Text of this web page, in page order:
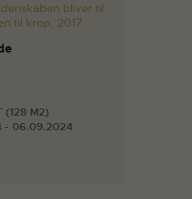
bliver til
til krop, 2017
(128 M2)
- 06.09.2024